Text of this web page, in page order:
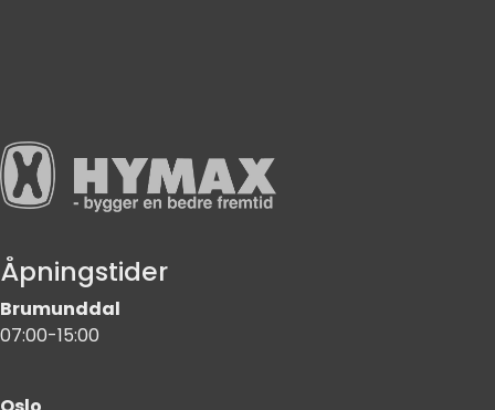
Åpningstider
Brumunddal
07:00-15:00